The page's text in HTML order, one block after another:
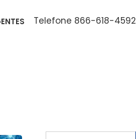
Telefone 866-618-4592